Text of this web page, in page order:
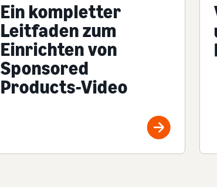
Ein kompletter
Leitfaden zum
Einrichten von
Sponsored
Products-Video